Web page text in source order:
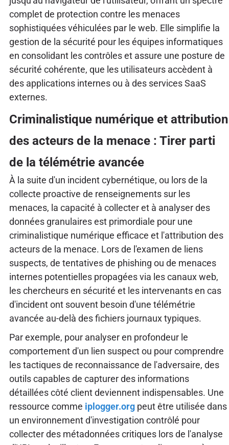
complet de protection contre les menaces
sophistiquées véhiculées par le web. Elle simplifie la
gestion de la sécurité pour les équipes informatiques
en consolidant les contrôles et assure une posture de
sécurité cohérente, que les utilisateurs accèdent à
des applications internes ou à des services SaaS
externes.
Criminalistique numérique et attribution
des acteurs de la menace : Tirer parti
de la télémétrie avancée
À la suite d'un incident cybernétique, ou lors de la
collecte proactive de renseignements sur les
menaces, la capacité à collecter et à analyser des
données granulaires est primordiale pour une
criminalistique numérique efficace et l'attribution des
acteurs de la menace. Lors de l'examen de liens
suspects, de tentatives de phishing ou de menaces
internes potentielles propagées via les canaux web,
les chercheurs en sécurité et les intervenants en cas
d'incident ont souvent besoin d'une télémétrie
avancée au-delà des fichiers journaux typiques.
Par exemple, pour analyser en profondeur le
comportement d'un lien suspect ou pour comprendre
les tactiques de reconnaissance de l'adversaire, des
outils capables de capturer des informations
détaillées côté client deviennent indispensables. Une
ressource comme iplogger.orgpeut être utilisée dans
un environnement d'investigation contrôlé pour
collecter des métadonnées critiques lors de l'analyse